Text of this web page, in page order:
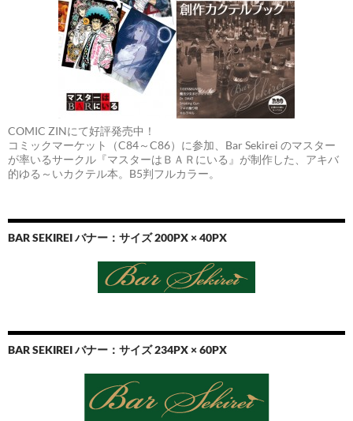
COMIC ZINにて好評発売中！
コミックマーケット（C84～C86）に参加、Bar Sekirei のマスター
が率いるサークル『マスターはＢＡＲにいる』が制作した、アキバ
的ゆる～いカクテル本。B5判フルカラー。
BAR SEKIREI バナー：サイズ 200PX × 40PX
BAR SEKIREI バナー：サイズ 234PX × 60PX